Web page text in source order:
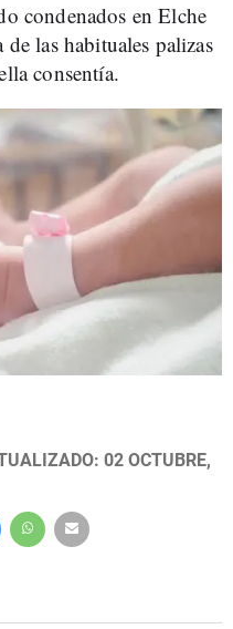
condenados en Elche
las habituales palizas
consentía.
02 OCTUBRE,